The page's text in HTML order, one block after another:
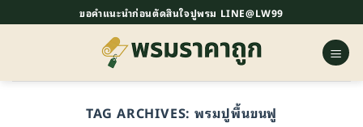
ไป
ขอคำแนะนำก่อนตัดสินใจปูพรม LINE@LW99
TAG ARCHIVES: พรมปูพื้นขนฟู